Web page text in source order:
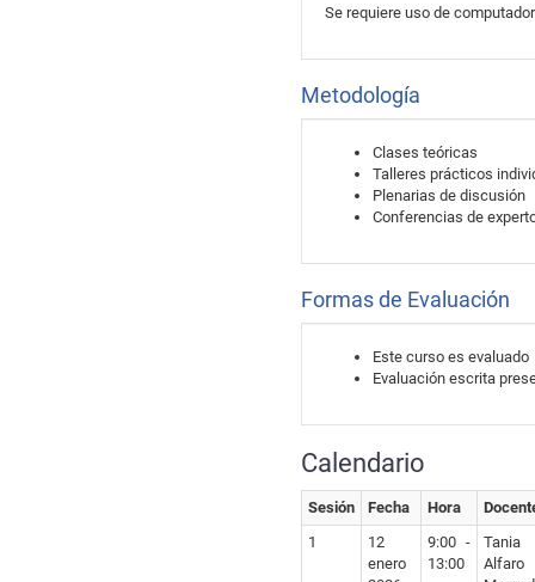
Se requiere uso de
Metodología
Clases teóricas
Talleres prácticos
Plenarias de discusión
Conferencias de
Formas de Evaluación
Este curso es evaluado
Evaluación escrita
Calendario
Sesión Fecha Hora
1
12
enero
9:00 -
13:00
Tania
Alfaro